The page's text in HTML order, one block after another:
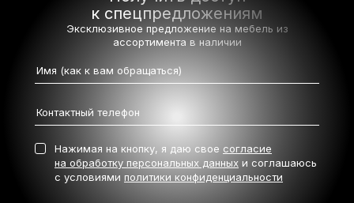
к спецпредложениям
Эксклюзивное предложение на мебель из
ассортимента в наличии
Нажимая на кнопку, я даю свое согласие
на обработку персональных данных и соглашаюсь
с условиями политики конфиденциальности